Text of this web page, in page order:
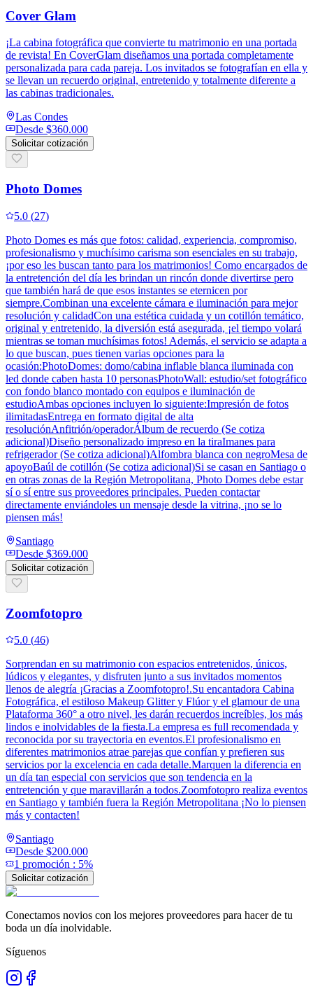
Cover Glam
¡La cabina fotográfica que convierte tu matrimonio en una portada
de revista! En CoverGlam diseñamos una portada completamente
personalizada para cada pareja. Los invitados se fotografían en ella y
se llevan un recuerdo original, entretenido y totalmente diferente a
las cabinas tradicionales.
Las Condes
Desde $360.000
Solicitar cotización
Photo Domes
5.0 (27)
Photo Domes es más que fotos: calidad, experiencia, compromiso,
profesionalismo y muchísimo carisma son esenciales en su trabajo,
¡por eso les buscan tanto para los matrimonios! Como encargados de
la entretención del día les brindan un rincón donde divertirse pero
que también hará de que esos instantes se eternicen por
siempre.Combinan una excelente cámara e iluminación para mejor
resolución y calidadCon una estética cuidada y un cotillón temático,
original y entretenido, la diversión está asegurada, ¡el tiempo volará
mientras se toman muchísimas fotos! Además, el servicio se adapta a
lo que buscan, pues tienen varias opciones para la
ocasión:PhotoDomes: domo/cabina inflable blanca iluminada con
led donde caben hasta 10 personasPhotoWall: estudio/set fotográfico
con fondo blanco montado con equipos e iluminación de
estudioAmbas opciones incluyen lo siguiente:Impresión de fotos
ilimitadasEntrega en formato digital de alta
resoluciónAnfitrión/operadorÁlbum de recuerdo (Se cotiza
adicional)Diseño personalizado impreso en la tiraImanes para
refrigerador (Se cotiza adicional)Alfombra blanca con negroMesa de
apoyoBaúl de cotillón (Se cotiza adicional)Si se casan en Santiago o
en otras zonas de la Región Metropolitana, Photo Domes debe estar
sí o sí entre sus proveedores principales. Pueden contactar
directamente enviándoles un mensaje desde la vitrina, ¡no se lo
piensen más!
Santiago
Desde $369.000
Solicitar cotización
Zoomfotopro
5.0 (46)
Sorprendan en su matrimonio con espacios entretenidos, únicos,
lúdicos y elegantes, y disfruten junto a sus invitados momentos
llenos de alegría ¡Gracias a Zoomfotopro!.Su encantadora Cabina
Fotográfica, el estiloso Makeup Glitter y Flúor y el glamour de una
Plataforma 360° a otro nivel, les darán recuerdos increíbles, los más
lindos e inolvidables de la fiesta.La empresa es full recomendada y
reconocida por su trayectoria en eventos.El profesionalismo en
diferentes matrimonios atrae parejas que confían y prefieren sus
servicios por la excelencia en cada detalle.Marquen la diferencia en
un día tan especial con servicios que son tendencia en la
entretención y que maravillarán a todos.Zoomfotopro realiza eventos
en Santiago y también fuera la Región Metropolitana ¡No lo piensen
más y contacten!
Santiago
Desde $200.000
1 promoción : 5%
Solicitar cotización
Conectamos novios con los mejores proveedores para hacer de tu
boda un día inolvidable.
Síguenos